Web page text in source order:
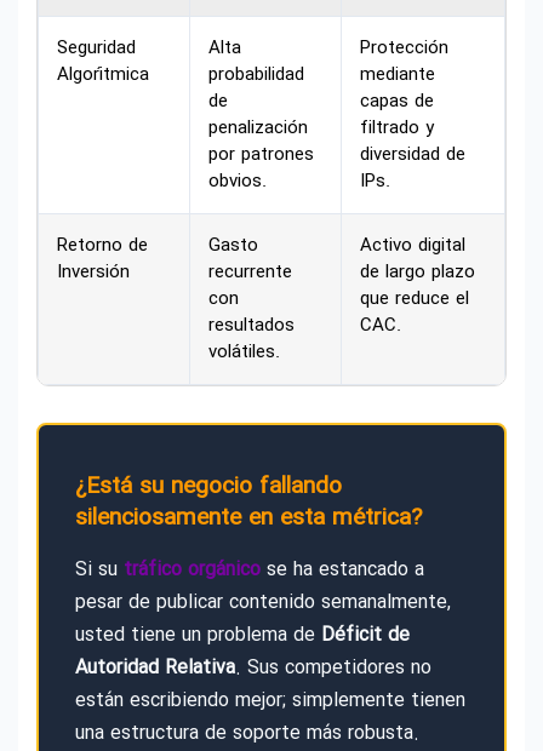
Seguridad
Algorítmica
Alta
probabilidad
de
penalización
por patrones
obvios.
Protección
mediante
capas de
filtrado y
diversidad de
IPs.
Retorno de
Inversión
Gasto
recurrente
con
resultados
volátiles.
Activo digital
de largo plazo
que reduce el
CAC.
¿Está su negocio fallando
silenciosamente en esta métrica?
Si su tráfico orgánico se ha estancado a
pesar de publicar contenido semanalmente,
usted tiene un problema de Déficit de
Autoridad Relativa. Sus competidores no
están escribiendo mejor; simplemente tienen
una estructura de soporte más robusta.